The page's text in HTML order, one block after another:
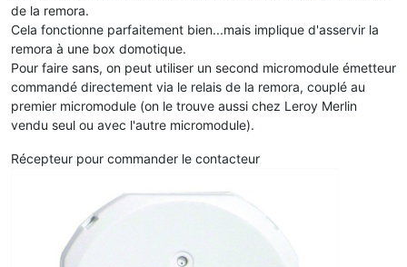
de la remora.
Cela fonctionne parfaitement bien...mais implique d'asservir la
remora à une box domotique.
Pour faire sans, on peut utiliser un second micromodule émetteur
commandé directement via le relais de la remora, couplé au
premier micromodule (on le trouve aussi chez Leroy Merlin
vendu seul ou avec l'autre micromodule).
Récepteur pour commander le contacteur